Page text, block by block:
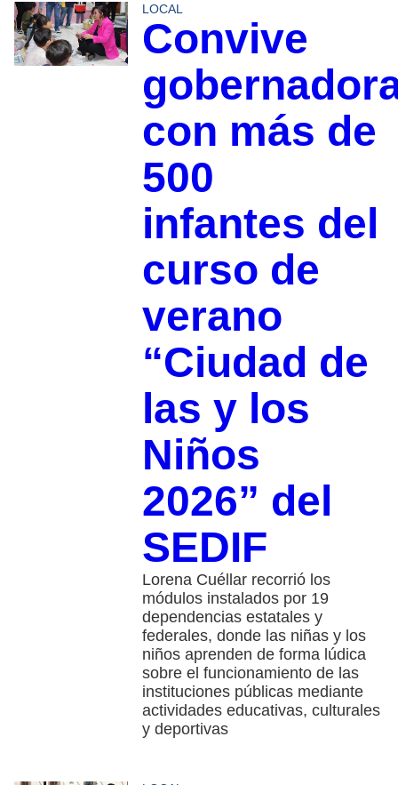
LOCAL
Convive
con más de
500
infantes del
curso de
verano
“Ciudad de
las y los
Niños
2026” del
SEDIF
Lorena Cuéllar recorrió los
módulos instalados por 19
dependencias estatales y
federales, donde las niñas y los
niños aprenden de forma lúdica
sobre el funcionamiento de las
instituciones públicas mediante
actividades educativas, culturales
y deportivas